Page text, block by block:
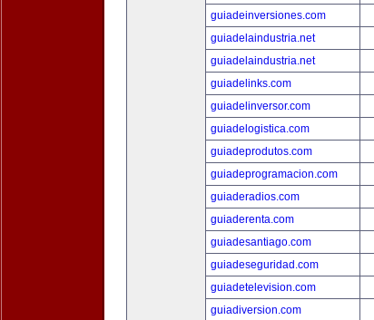
guiadeinversiones.com
guiadelaindustria.net
guiadelaindustria.net
guiadelinks.com
guiadelinversor.com
guiadelogistica.com
guiadeprodutos.com
guiadeprogramacion.com
guiaderadios.com
guiaderenta.com
guiadesantiago.com
guiadeseguridad.com
guiadetelevision.com
guiadiversion.com